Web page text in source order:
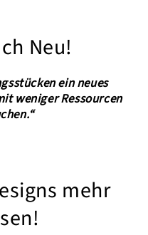
Neu!
ein neues
weniger Ressourcen
mehr